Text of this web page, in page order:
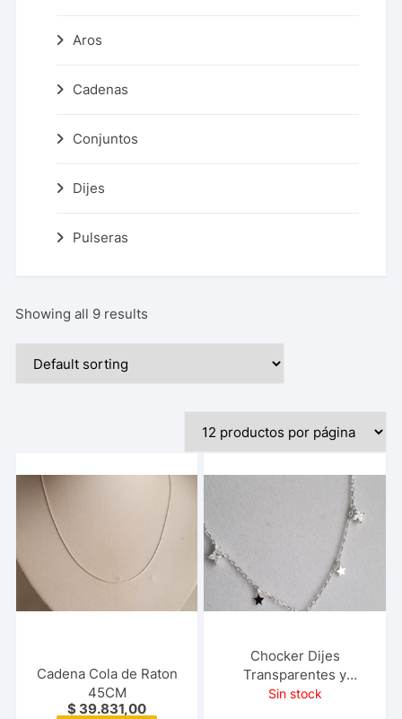
Showing all 9 results
Cadena Cola de Raton
45CM
$ 39.831,00
Chocker Dijes
Transparentes y
Estrellas 35-40cm
Sin stock
Aros
Cadenas
Conjuntos
Dijes
Pulseras